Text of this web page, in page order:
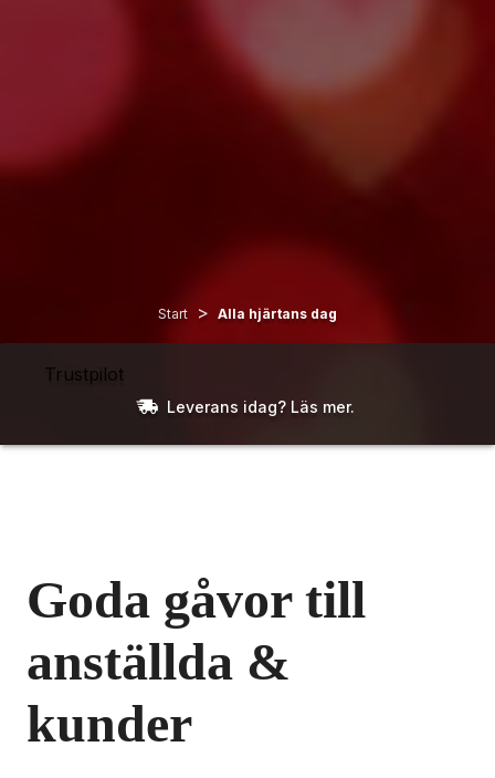
Start > Alla hjärtans dag
Trustpilot
Leverans idag? Läs mer.
Goda gåvor till
anställda &
kunder